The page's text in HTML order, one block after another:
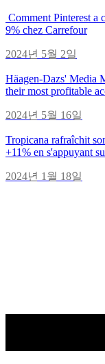
Comment Pinterest a
9% chez Carrefour
2024년 5월 2일
Häagen-Dazs' Media
their most profitable
2024년 5월 16일
Tropicana rafraîchit
+11% en s'appuyant
2024년 1월 18일